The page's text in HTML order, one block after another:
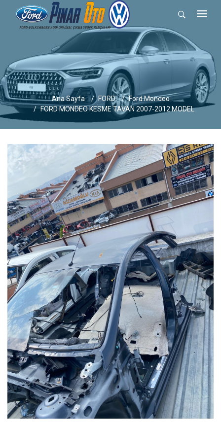
Ana Sayfa FORD
Ford Mondeo
FORD MONDEO KESME TAVAN 2007-2012 MODEL